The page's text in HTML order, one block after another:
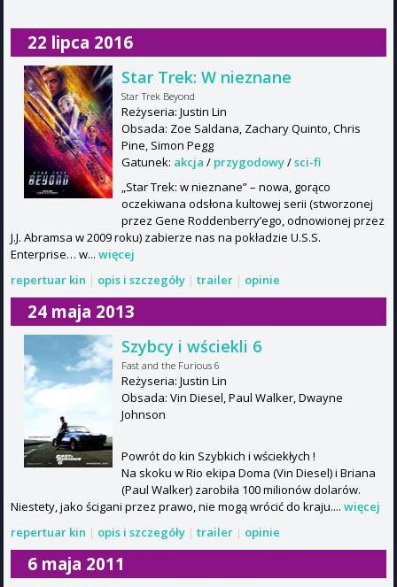
22 lipca 2016
Star Trek: W nieznane
Star Trek Beyond
Reżyseria: Justin Lin
Obsada: Zoe Saldana, Zachary Quinto, Chris
Pine, Simon Pegg
Gatunek: akcja / przygodowy/sci-fi
„Star Trek: w nieznane” – nowa, gorąco
oczekiwana odsłona kultowej serii (stworzonej
przez Gene Roddenberry’ego, odnowionej przez
J.J. Abramsa w 2009 roku) zabierze nas na pokładzie U.S.S.
Enterprise… w... więcej
repertuar kin | opis i szczegóły | trailer | opinie
24 maja 2013
Szybcy i wściekli 6
Fast and the Furious 6
Reżyseria: Justin Lin
Obsada: Vin Diesel, Paul Walker, Dwayne
Johnson
Powrót do kin Szybkich i wściekłych !
Na skoku w Rio ekipa Doma (Vin Diesel) i Briana
(Paul Walker) zarobiła 100 milionów dolarów.
Niestety, jako ścigani przez prawo, nie mogą wrócić do kraju.... więcej
repertuar kin | opis i szczegóły | trailer | opinie
6 maja 2011